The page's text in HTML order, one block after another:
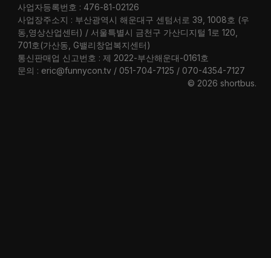
사업자등록번호 : 476-81-02126
사업장주소지 : 부산광역시 해운대구 센텀서로 39, 1008호 (우
동,영상산업센터) / 서울특별시 금천구 가산디지털 1로 120,
701호(가산동, G밸리창업복지센터)
통신판매업 신고번호 : 제 2022-부산해운대-0161호
문의 : eric@funnycon.tv / 051-704-7125 / 070-4354-7127
© 2026 shortbus.